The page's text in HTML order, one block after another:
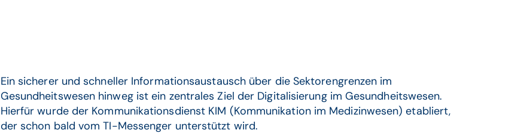
Ein sicherer und schneller Informationsaustausch über die Sektorengrenzen im
Gesundheitswesen hinweg ist ein zentrales Ziel der Digitalisierung im Gesundheitswesen.
Hierfür wurde der Kommunikationsdienst KIM (Kommunikation im Medizinwesen) etabliert,
der schon bald vom TI-Messenger unterstützt wird.